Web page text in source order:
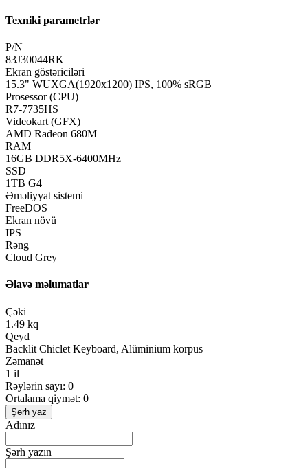
Texniki parametrlər
P/N
83J30044RK
Ekran göstəriciləri
15.3" WUXGA(1920x1200) IPS, 100% sRGB
Prosessor (CPU)
R7-7735HS
Videokart (GFX)
AMD Radeon 680M
RAM
16GB DDR5X-6400MHz
SSD
1TB G4
Əməliyyat sistemi
FreeDOS
Ekran növü
IPS
Rəng
Cloud Grey
Əlavə məlumatlar
Çəki
1.49 kq
Qeyd
Backlit Chiclet Keyboard, Alüminium korpus
Zəmanət
1 il
Rəylərin sayı: 0
Ortalama qiymət: 0
Şərh yaz
Adınız
Şərh yazın